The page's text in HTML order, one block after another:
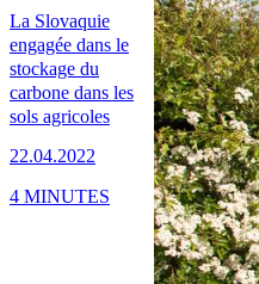
La Slovaquie
engagée dans le
stockage du
carbone dans les
sols agricoles
22.04.2022
4 MINUTES